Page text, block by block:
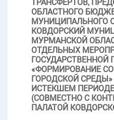
ТРАНСФЕРТОВ,
ОБЛАСТНОГО
МУНИЦИПАЛЬНОГО
КОВДОРСКИЙ
МУРМАНСКОЙ
ОТДЕЛЬНЫХ
ГОСУДАРСТВЕННОЙ
«ФОРМИРОВАНИЕ
ГОРОДСКОЙ СРЕДЫ»
ИСТЕКШЕМ ПЕРИОДЕ
(СОВМЕСТНО С
ПАЛАТОЙ